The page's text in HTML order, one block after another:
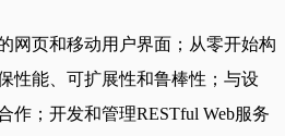
网页和移动用户界面；从零开始构
性能、可扩展性和鲁棒性；与设
作；开发和管理RESTful Web服务